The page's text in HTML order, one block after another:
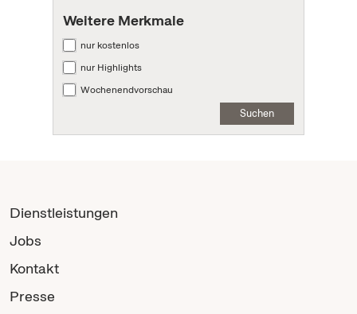
Weitere Merkmale
nur kostenlos
nur Highlights
Wochenendvorschau
Suchen
Dienstleistungen
Jobs
Kontakt
Presse